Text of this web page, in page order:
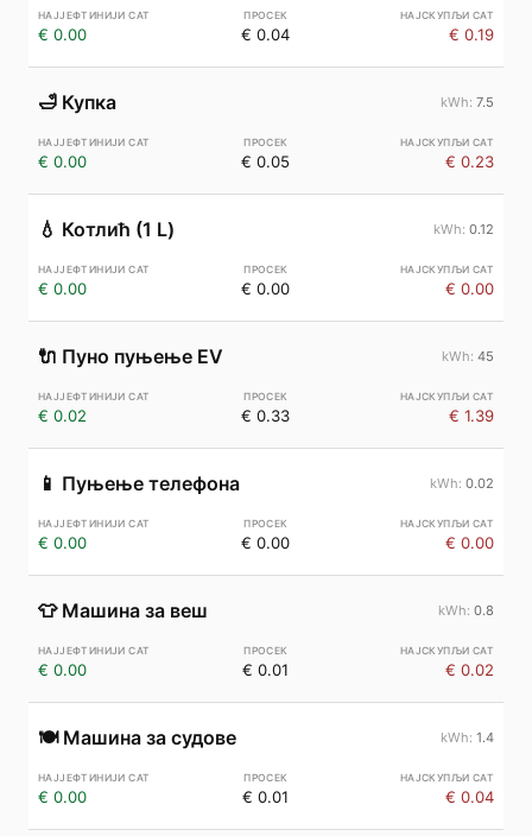
€ 0.00 € 0.04 € 0.19
🛁 Купка 7.5
€ 0.00 € 0.05 € 0.23
💧 Котлић (1 L) 0.12
€ 0.00 € 0.00 € 0.00
🔌 Пуно пуњење EV 45
€ 0.02 € 0.33 € 1.39
📱 Пуњење телефона 0.02
€ 0.00 € 0.00 € 0.00
👕 Машина за веш 0.8
€ 0.00 € 0.01 € 0.02
🍽️ Машина за судове 1.4
€ 0.00 € 0.01 € 0.04